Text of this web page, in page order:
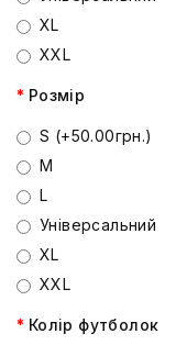
XL
XXL
Розмір
S (+50.00грн.)
M
L
Універсальний
XL
XXL
Колір футболок